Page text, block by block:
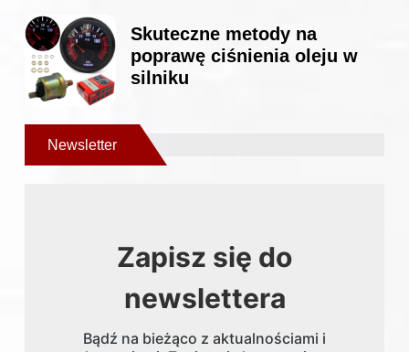
Skuteczne metody na
poprawę ciśnienia oleju w
silniku
Newsletter
Zapisz się do
newslettera
Bądź na bieżąco z aktualnościami i